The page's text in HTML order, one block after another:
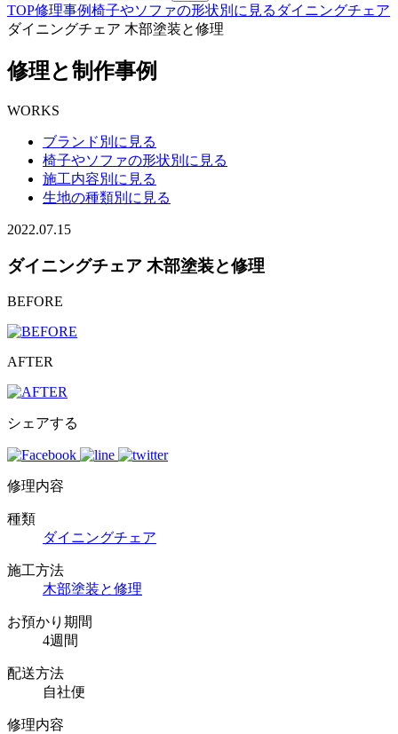
TOP修理事例椅子やソファの形状別に見る ダイニングチェア
ダイニングチェア 木部塗装と修理
修理と制作事例
WORKS
ブランド別に見る
椅子やソファの形状別に見る
施工内容別に見る
生地の種類別に見る
2022.07.15
ダイニングチェア 木部塗装と修理
BEFORE
AFTER
シェアする
修理内容
種類
ダイニングチェア
施工方法
木部塗装と修理
お預かり期間
4週間
配送方法
自社便
修理内容